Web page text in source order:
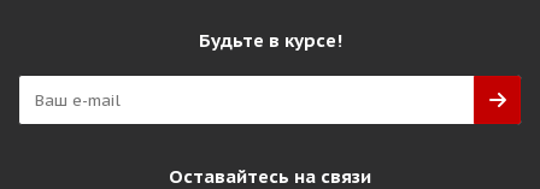
Будьте в курсе!
Оставайтесь на связи